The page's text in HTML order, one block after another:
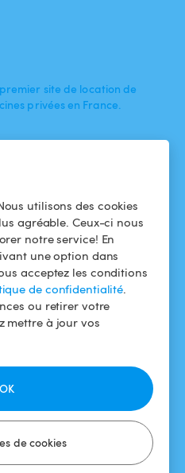
utilisons des cookies
agréable. Ceux-ci nous
notre service! En
une option dans
acceptez les conditions
de confidentialité.
ou retirer votre
mettre à jour vos
de cookies
OK
site de location de
privées en France.
piscine
ça
?
Conditions
d'utilisation
Politique de
confidentialité
Mentions légales